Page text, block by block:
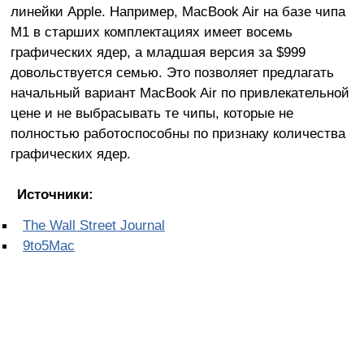
линейки Apple. Например, MacBook Air на базе чипа
M1 в старших комплектациях имеет восемь
графических ядер, а младшая версия за $999
довольствуется семью. Это позволяет предлагать
начальный вариант MacBook Air по привлекательной
цене и не выбрасывать те чипы, которые не
полностью работоспособны по признаку количества
графических ядер.
Источники:
The Wall Street Journal
9to5Mac